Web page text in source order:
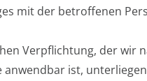
mit der betroffenen
Verpflichtung, der wir
anwendbar ist,